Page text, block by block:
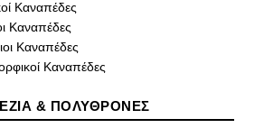
Καναπέδες
Καναπέδες
Καναπέδες
Καναπέδες
& ΠΟΛΥΘΡΟΝΕΣ